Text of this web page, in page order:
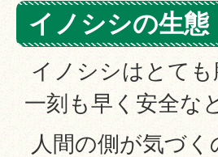
イノシシの生態
イノシシはとて
一刻も早く安全な
人間の側が気づ